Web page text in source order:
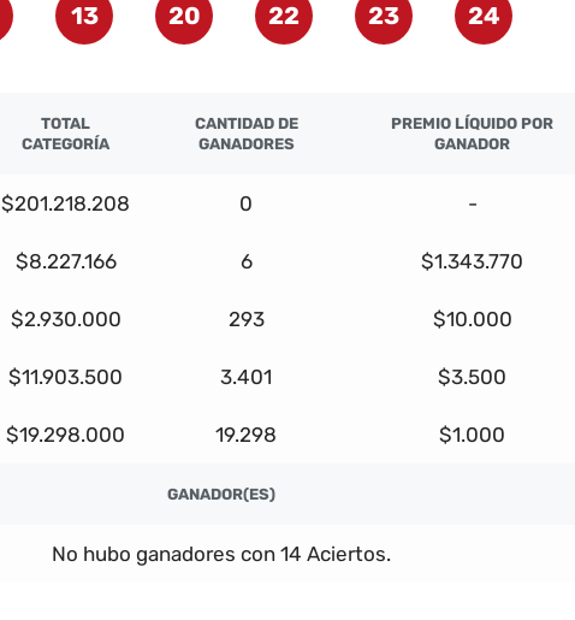
13 20 22 23 24
TOTAL
CATEGORÍA
CANTIDAD DE
GANADORES
PREMIO LÍQUIDO POR
GANADOR
$201.218.208 0 -
$8.227.166 6 $1.343.770
$2.930.000 293 $10.000
$11.903.500 3.401 $3.500
$19.298.000 19.298 $1.000
GANADOR(ES)
No hubo ganadores con 14 Aciertos.